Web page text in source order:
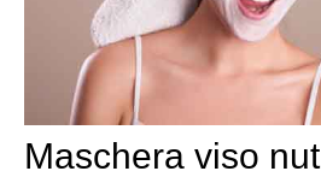
Maschera viso